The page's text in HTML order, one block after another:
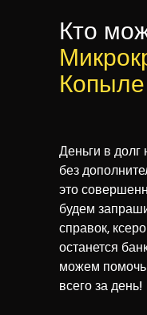
Кто
Копыле
Деньги в
без
это
будем
справок,
останется
можем помочь
всего за день!